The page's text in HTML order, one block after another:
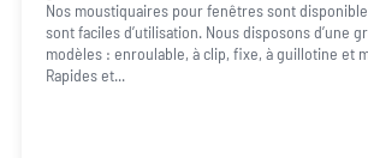
Nos moustiquaires pour fenêtres sont
sont faciles d’utilisation. Nous disposons d’une
modèles : enroulable, à clip, fixe, à guillotine et
Rapides et...